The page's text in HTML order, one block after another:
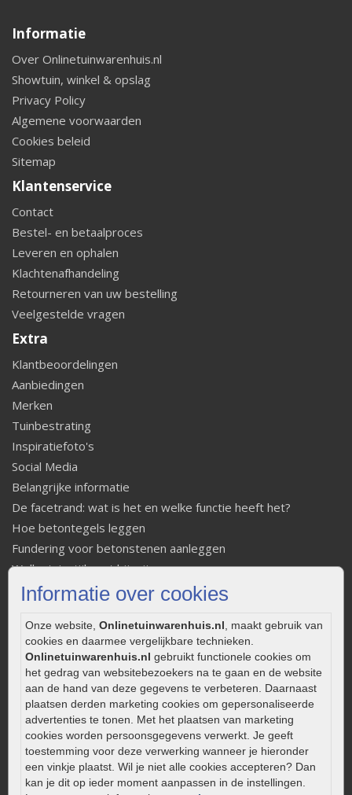
Informatie over cookies
Onze website, Onlinetuinwarenhuis.nl , maakt gebruik van
cookies en daarmee vergelijkbare technieken.
Onlinetuinwarenhuis.nl gebruikt functionele cookies om
het gedrag van websitebezoekers na te gaan en de website
aan de hand van deze gegevens te verbeteren. Daarnaast
plaatsen derden marketing cookies om gepersonaliseerde
advertenties te tonen. Met het plaatsen van marketing
cookies worden persoonsgegevens verwerkt. Je geeft
toestemming voor deze verwerking wanneer je hieronder
een vinkje plaatst. Wil je niet alle cookies accepteren? Dan
kan je dit op ieder moment aanpassen in de instellingen.
Informatie
Over Onlinetuinwarenhuis.nl
Showtuin, winkel & opslag
Privacy Policy
Algemene voorwaarden
Cookies beleid
Sitemap
Klantenservice
Contact
Bestel- en betaalproces
Leveren en ophalen
Klachtenafhandeling
Retourneren van uw bestelling
Veelgestelde vragen
Extra
Klantbeoordelingen
Aanbiedingen
Merken
Tuinbestrating
Inspiratiefoto's
Social Media
Belangrijke informatie
De facetrand: wat is het en welke functie heeft het?
Hoe betontegels leggen
Fundering voor betonstenen aanleggen
Welke tuinstijl past bij mij
Strakke tuin inrichten
Onderhoud van gebakken bestrating
Aanlegtips voor gebakken bestrating
Zelf een terras aanleggen
Kleine stadstuin inrichten
0320 – 219170
Kaapstanderweg 41
8243 RB Lelystad
info@onlinetuinwarenhuis.nl